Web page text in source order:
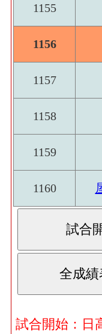
1155
1156
1157
1158
1159
1160
試合開始：日